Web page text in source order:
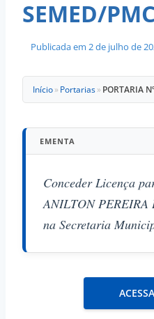
SEMED/PMC
Publicada em 2 de julho de
Início» Portarias» PORTARIA
EMENTA
Conceder Licença
ANILTON
na Secretaria